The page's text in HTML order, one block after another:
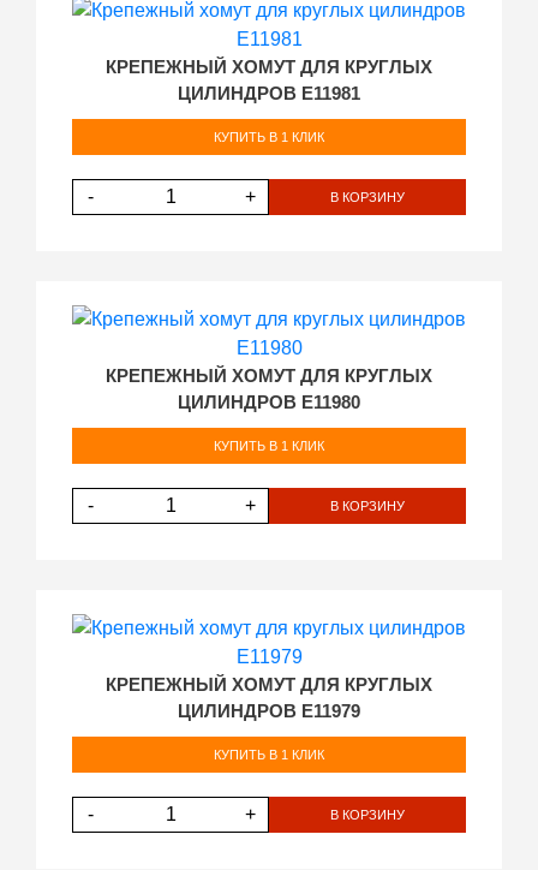
КРЕПЕЖНЫЙ ХОМУТ ДЛЯ КРУГЛЫХ
ЦИЛИНДРОВ E11981
КУПИТЬ В 1 КЛИК
- + В КОРЗИНУ
КРЕПЕЖНЫЙ ХОМУТ ДЛЯ КРУГЛЫХ
ЦИЛИНДРОВ E11980
КУПИТЬ В 1 КЛИК
- + В КОРЗИНУ
КРЕПЕЖНЫЙ ХОМУТ ДЛЯ КРУГЛЫХ
ЦИЛИНДРОВ E11979
КУПИТЬ В 1 КЛИК
- + В КОРЗИНУ